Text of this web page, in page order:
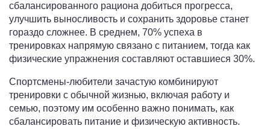
сбалансированного рациона добиться прогресса,
улучшить выносливость и сохранить здоровье станет
гораздо сложнее. В среднем, 70% успеха в
тренировках напрямую связано с питанием, тогда как
физические упражнения составляют оставшиеся 30%.
Спортсмены-любители зачастую комбинируют
тренировки с обычной жизнью, включая работу и
семью, поэтому им особенно важно понимать, как
сбалансировать питание и физическую активность.